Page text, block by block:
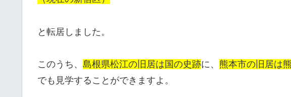
と転居しました。
このうち、 島根県松江の旧居は国の史跡に、 熊本市の旧居は
でも見学することができますよ。